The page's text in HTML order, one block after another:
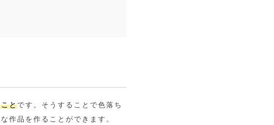
とです。そうすることで色落ち
作品を作ることができます。